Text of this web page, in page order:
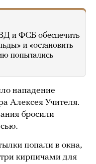
и ФСБ обеспечить
и «остановить
попытались
нападение
Алексея Учителя.
бросили
попали в окна,
кирпичами для